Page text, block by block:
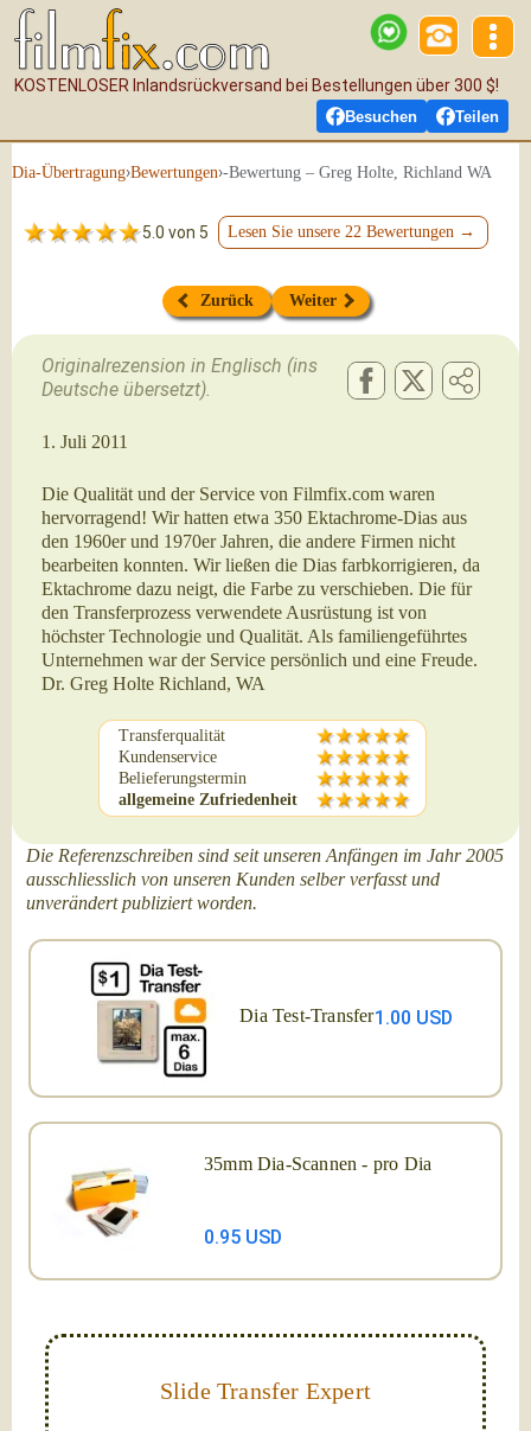
Besuchen Teilen
KOSTENLOSER Inlandsrückversand bei Bestellungen über 300 $!
Dia-Übertragung›Bewertungen›-Bewertung – Greg Holte, Richland WA
5.0 von 5 Lesen Sie unsere 22 Bewertungen →
Zurück Weiter
Originalrezension in Englisch (ins
Deutsche übersetzt).
1. Juli 2011
Die Qualität und der Service von Filmfix.com waren
hervorragend! Wir hatten etwa 350 Ektachrome-Dias aus
den 1960er und 1970er Jahren, die andere Firmen nicht
bearbeiten konnten. Wir ließen die Dias farbkorrigieren, da
Ektachrome dazu neigt, die Farbe zu verschieben. Die für
den Transferprozess verwendete Ausrüstung ist von
höchster Technologie und Qualität. Als familiengeführtes
Unternehmen war der Service persönlich und eine Freude.
Dr. Greg Holte Richland, WA
Transferqualität
Kundenservice
Belieferungstermin
allgemeine Zufriedenheit
Die Referenzschreiben sind seit unseren Anfängen im Jahr 2005
ausschliesslich von unseren Kunden selber verfasst und
unverändert publiziert worden.
Dia Test-Transfer1.00 USD
35mm Dia-Scannen - pro Dia
0.95 USD
Slide Transfer Expert